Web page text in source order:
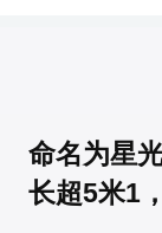
命名为星
长超5米1